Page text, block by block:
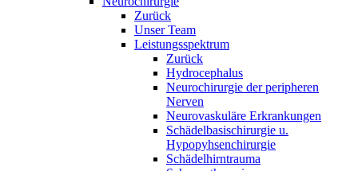
Zurück
Unser Team
Leistungsspektrum
Zurück
Hydrocephalus
Neurochirurgie der peripheren
Nerven
Neurovaskuläre Erkrankungen
Schädelbasischirurgie u.
Hypopyhsenchirurgie
Schädelhirntrauma